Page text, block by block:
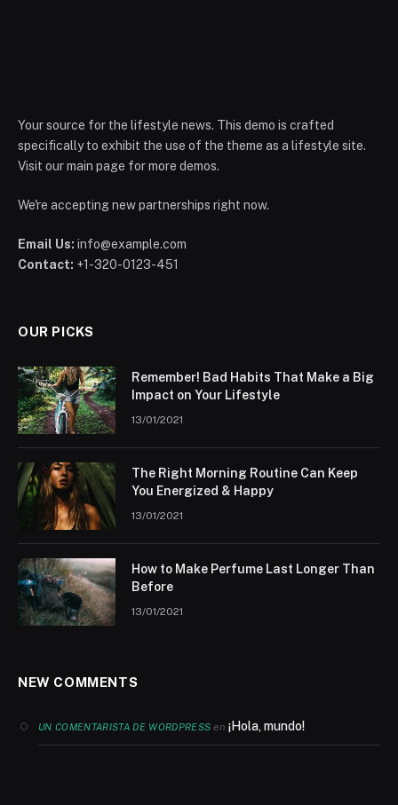
Your source for the lifestyle news. This demo is crafted
specifically to exhibit the use of the theme as a lifestyle site.
Visit our main page for more demos.
We're accepting new partnerships right now.
Email Us: info@example.com
Contact: +1-320-0123-451
OUR PICKS
Remember! Bad Habits That Make a Big
Impact on Your Lifestyle
13/01/2021
The Right Morning Routine Can Keep
You Energized & Happy
13/01/2021
How to Make Perfume Last Longer Than
Before
13/01/2021
NEW COMMENTS
UN COMENTARISTA DE WORDPRESS en¡Hola, mundo!